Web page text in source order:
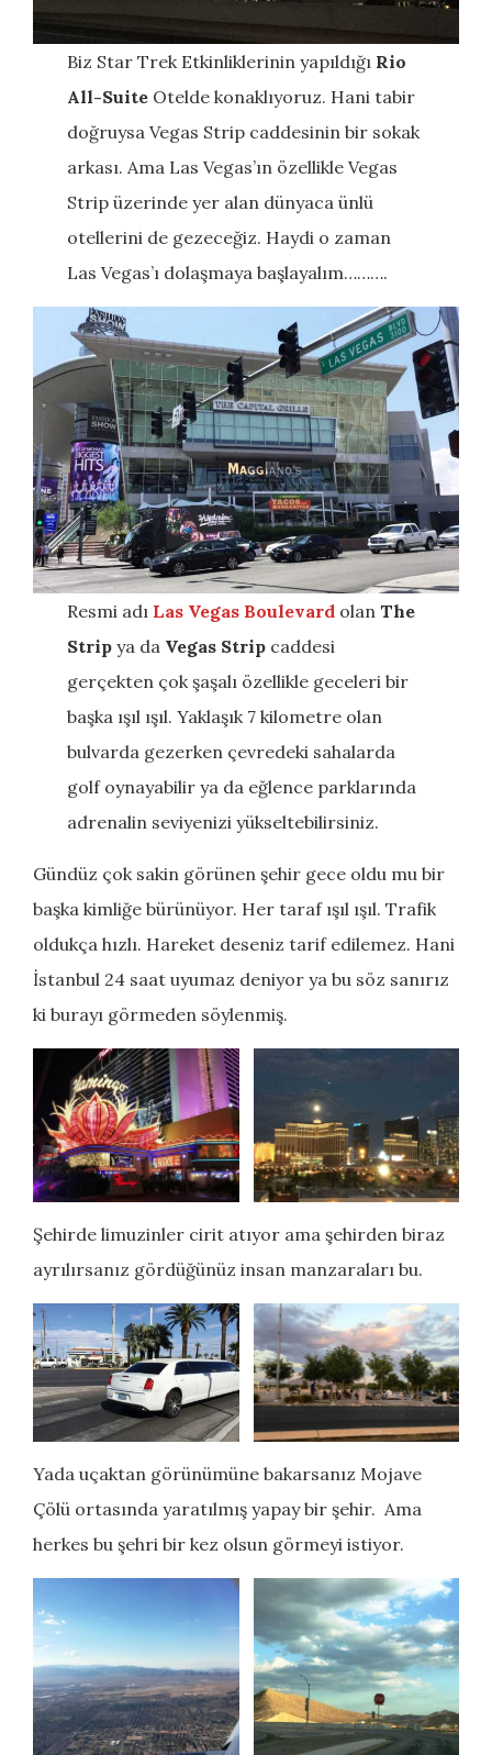
Biz Star Trek Etkinliklerinin yapıldığı Rio
All-Suite Otelde konaklıyoruz. Hani tabir
doğruysa Vegas Strip caddesinin bir sokak
arkası. Ama Las Vegas’ın özellikle Vegas
Strip üzerinde yer alan dünyaca ünlü
otellerini de gezeceğiz. Haydi o zaman
Las Vegas’ı dolaşmaya başlayalım……….
Resmi adı Las Vegas Boulevard olan The
Stripya da Vegas Strip caddesi
gerçekten çok şaşalı özellikle geceleri bir
başka ışıl ışıl. Yaklaşık 7 kilometre olan
bulvarda gezerken çevredeki sahalarda
golf oynayabilir ya da eğlence parklarında
adrenalin seviyenizi yükseltebilirsiniz.
Gündüz çok sakin görünen şehir gece oldu mu bir
başka kimliğe bürünüyor. Her taraf ışıl ışıl. Trafik
oldukça hızlı. Hareket deseniz tarif edilemez. Hani
İstanbul 24 saat uyumaz deniyor ya bu söz sanırız
ki burayı görmeden söylenmiş.
Şehirde limuzinler cirit atıyor ama şehirden biraz
ayrılırsanız gördüğünüz insan manzaraları bu.
Yada uçaktan görünümüne bakarsanız Mojave
Çölü ortasında yaratılmış yapay bir şehir. Ama
herkes bu şehri bir kez olsun görmeyi istiyor.